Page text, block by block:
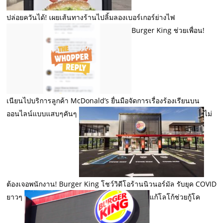
ปล่อยควันได้! เผยเส้นทางร้านไปลิ้มลองเบอร์เกอร์ย่างไฟ
Burger King ช่วยเพื่อน!
เนียนไปบริการลูกค้า McDonald’s ยื่นมือจัดการเรื่องร้องเรียนบน
ออนไลน์แบบแสบๆคันๆ
ไม่
ต้องเจอพนักงาน! Burger King โชว์วิดีโอร้านนิวนอร์มัล รับยุค COVID
ยาวๆ
แก้โลโก้ช่วยกู้โค